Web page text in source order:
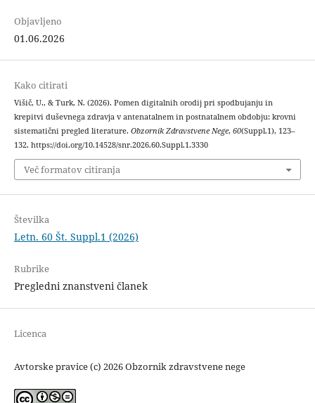
Objavljeno
01.06.2026
Kako citirati
Višič, U., & Turk, N. (2026). Pomen digitalnih orodij pri spodbujanju in
krepitvi duševnega zdravja v antenatalnem in postnatalnem obdobju: krovni
sistematični pregled literature. Obzornik Zdravstvene Nege, 60(Suppl.1), 123–
132. https://doi.org/10.14528/snr.2026.60.Suppl.1.3330
Več formatov citiranja
Številka
Letn. 60 Št. Suppl.1 (2026)
Rubrike
Pregledni znanstveni članek
Licenca
Avtorske pravice (c) 2026 Obzornik zdravstvene nege